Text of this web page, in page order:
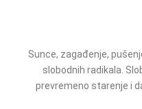
Sunce, zagađenje,
slobodnih radikala.
prevremeno starenje i